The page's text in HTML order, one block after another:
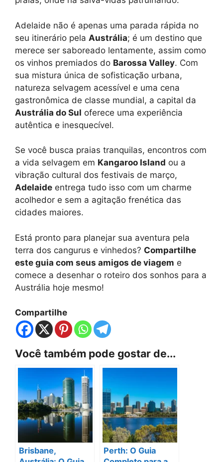
Adelaide não é apenas uma parada rápida no
seu itinerário pela Austrália; é um destino que
merece ser saboreado lentamente, assim como
os vinhos premiados do Barossa Valley. Com
sua mistura única de sofisticação urbana,
natureza selvagem acessível e uma cena
gastronômica de classe mundial, a capital da
Austrália do Sul oferece uma experiência
autêntica e inesquecível.
Se você busca praias tranquilas, encontros com
a vida selvagem em Kangaroo Island ou a
vibração cultural dos festivais de março,
Adelaide entrega tudo isso com um charme
acolhedor e sem a agitação frenética das
cidades maiores.
Está pronto para planejar sua aventura pela
terra dos cangurus e vinhedos? Compartilhe
este guia com seus amigos de viagem e
comece a desenhar o roteiro dos sonhos para a
Austrália hoje mesmo!
Compartilhe
Você também pode gostar de...
Brisbane,
Perth: O Guia